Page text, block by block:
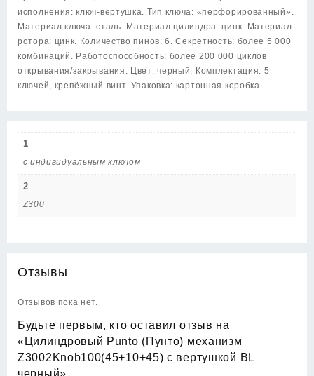
исполнения: ключ-вертушка. Тип ключа: «перфорированный».
Материал ключа: сталь. Материал цилиндра: цинк. Материал
ротора: цинк. Количество пинов: 6. Секретность: более 5 000
комбинаций. Работоспособность: более 200 000 циклов
открывания/закрывания. Цвет: черный. Комплектация: 5
ключей, крепёжный винт. Упаковка: картонная коробка.
1
с индивидуальным ключом
2
Z300
Отзывы
Отзывов пока нет.
Будьте первым, кто оставил отзыв на
«Цилиндровый Punto (Пунто) механизм
Z3002Knob100(45+10+45) с вертушкой BL
черный»